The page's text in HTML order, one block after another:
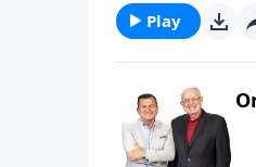
Play